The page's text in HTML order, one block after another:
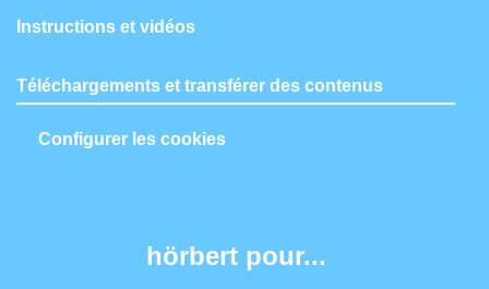
Instructions et vidéos
Téléchargements et transférer des contenus
Configurer les cookies
hörbert pour...